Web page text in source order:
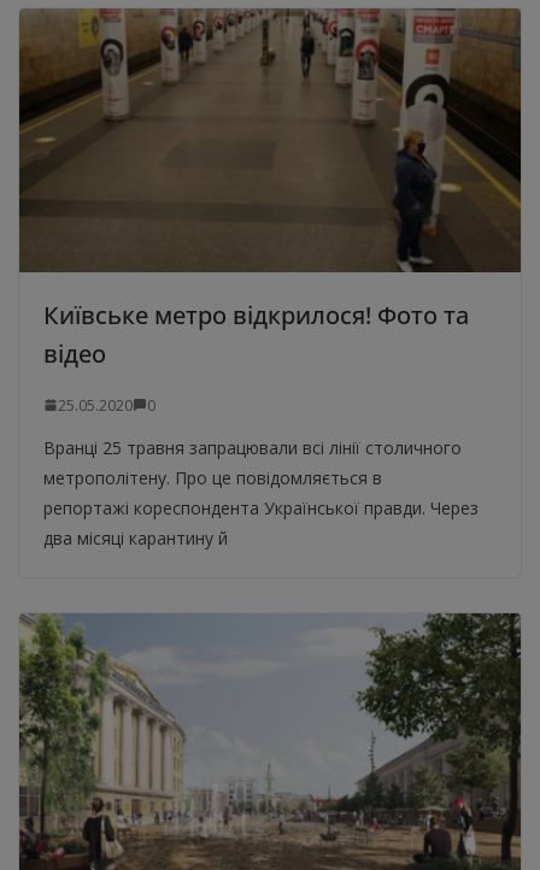
Київське метро відкрилося! Фото та
відео
25.05.2020 0
Вранці 25 травня запрацювали всі лінії столичного
метрополітену. Про це повідомляється в
репортажі кореспондента Української правди. Через
два місяці карантину й